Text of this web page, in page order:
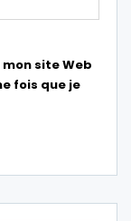
site Web
fois que je